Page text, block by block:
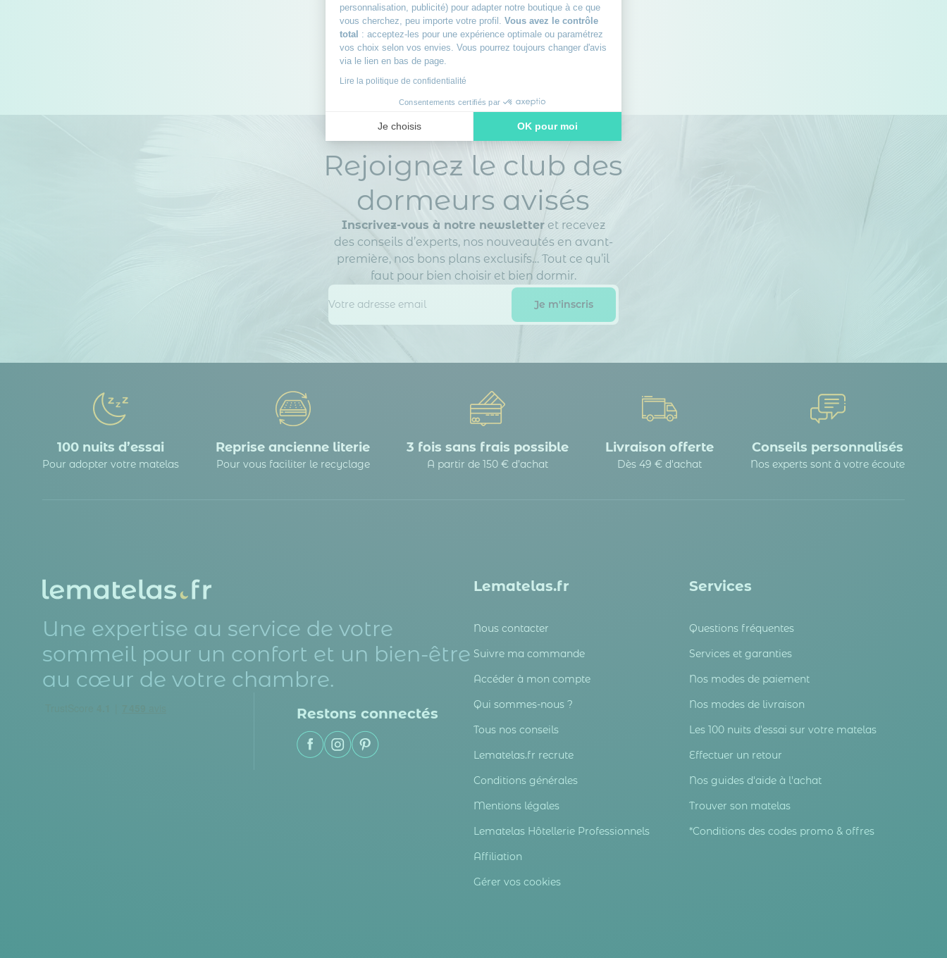
personnalisation, publicité) pour adapter notre boutique à ce que
vous cherchez, peu importe votre profil. Vous avez le contrôle
total : acceptez-les pour une expérience optimale ou paramétrez
vos choix selon vos envies. Vous pourrez toujours changer d'avis
via le lien en bas de page.
Lire la politique de confidentialité
Consentements certifiés par
Je choisis OK pour moi
Plateforme de Gestion du Consentement : Personnalisez vos Options
Notre plateforme vous permet d'adapter et de gérer vos paramètres de confidentialité, en garantissant la conformité avec
Page
Rejoignez le club des
dormeurs avisés
Inscrivez-vous à notre newsletteret recevez
des conseils d’experts, nos nouveautés en avant-
première, nos bons plans exclusifs… Tout ce qu’il
faut pour bien choisir et bien dormir.
100 nuits d’essai
Pour adopter votre matelas
Reprise ancienne literie
Pour vous faciliter le recyclage
3 fois sans frais possible
A partir de 150 € d’achat
Livraison offerte
Dès 49 € d'achat
Conseils personnalisés
Nos experts sont à votre écoute
Une expertise au service de votre
sommeil pour un confort et un bien-être
au cœur de votre chambre.
Restons connectés
Lematelas.fr
Nous contacter
Suivre ma commande
Accéder à mon compte
Qui sommes-nous ?
Tous nos conseils
Lematelas.fr recrute
Conditions générales
Mentions légales
Lematelas Hôtellerie Professionnels
Affiliation
Gérer vos cookies
Services
Questions fréquentes
Services et garanties
Nos modes de paiement
Nos modes de livraison
Les 100 nuits d'essai sur votre matelas
Effectuer un retour
Nos guides d'aide à l'achat
Trouver son matelas
*Conditions des codes promo & offres